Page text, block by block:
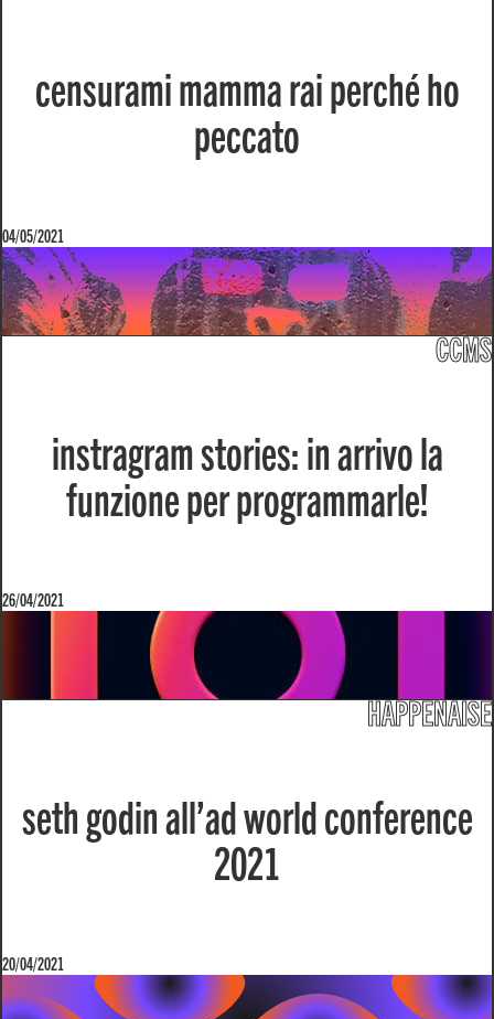
censurami mamma rai perché ho
peccato
04/05/2021
CCMS
instragram stories: in arrivo la
funzione per programmarle!
26/04/2021
HAPPENAISE
seth godin all’ad world conference
2021
20/04/2021